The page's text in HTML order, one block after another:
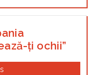
ți ochii”